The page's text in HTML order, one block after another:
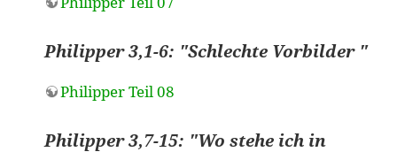
Philipper 3,1-6: "Schlechte Vorbilder "
Philipper Teil 08
Philipper 3,7-15: "Wo stehe ich in